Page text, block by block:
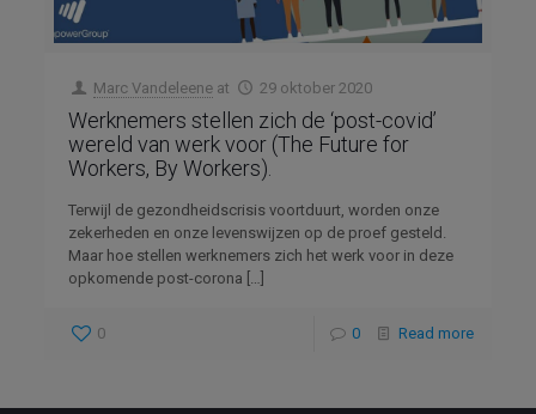
Marc Vandeleene at 29 oktober 2020
Werknemers stellen zich de ‘post-covid’
wereld van werk voor (The Future for
Workers, By Workers).
Terwijl de gezondheidscrisis voortduurt, worden onze
zekerheden en onze levenswijzen op de proef gesteld.
Maar hoe stellen werknemers zich het werk voor in deze
opkomende post-corona
0 0 Read more